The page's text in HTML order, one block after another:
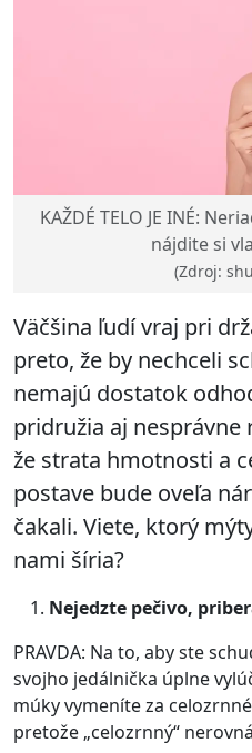
KAŽDÉ TELO JE INÉ:
nájdite si
(Zdroj:
Väčšina ľudí vraj pri
preto, že by nechceli
nemajú dostatok
pridružia aj nesprávne
že strata hmotnosti a
postave bude oveľa
čakali. Viete, ktorý
nami šíria?
Nejedzte pečivo,
PRAVDA: Na to, aby ste
svojho jedálnička úplne
múky vymeníte za
pretože „celozrnný“